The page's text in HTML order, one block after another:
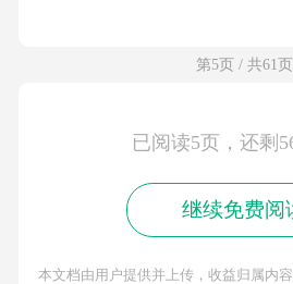
第5页 / 共61页
已阅读5页，还剩
继续免费阅
本文档由用户提供并上传，收益归属内